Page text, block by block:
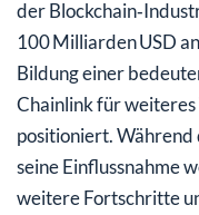
der
100 Milliarden USD
Bildung einer
Chainlink für
positioniert.
seine Einflussnahme
weitere Fortschritte